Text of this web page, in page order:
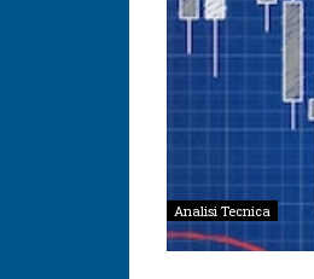
Analisi Tecnica